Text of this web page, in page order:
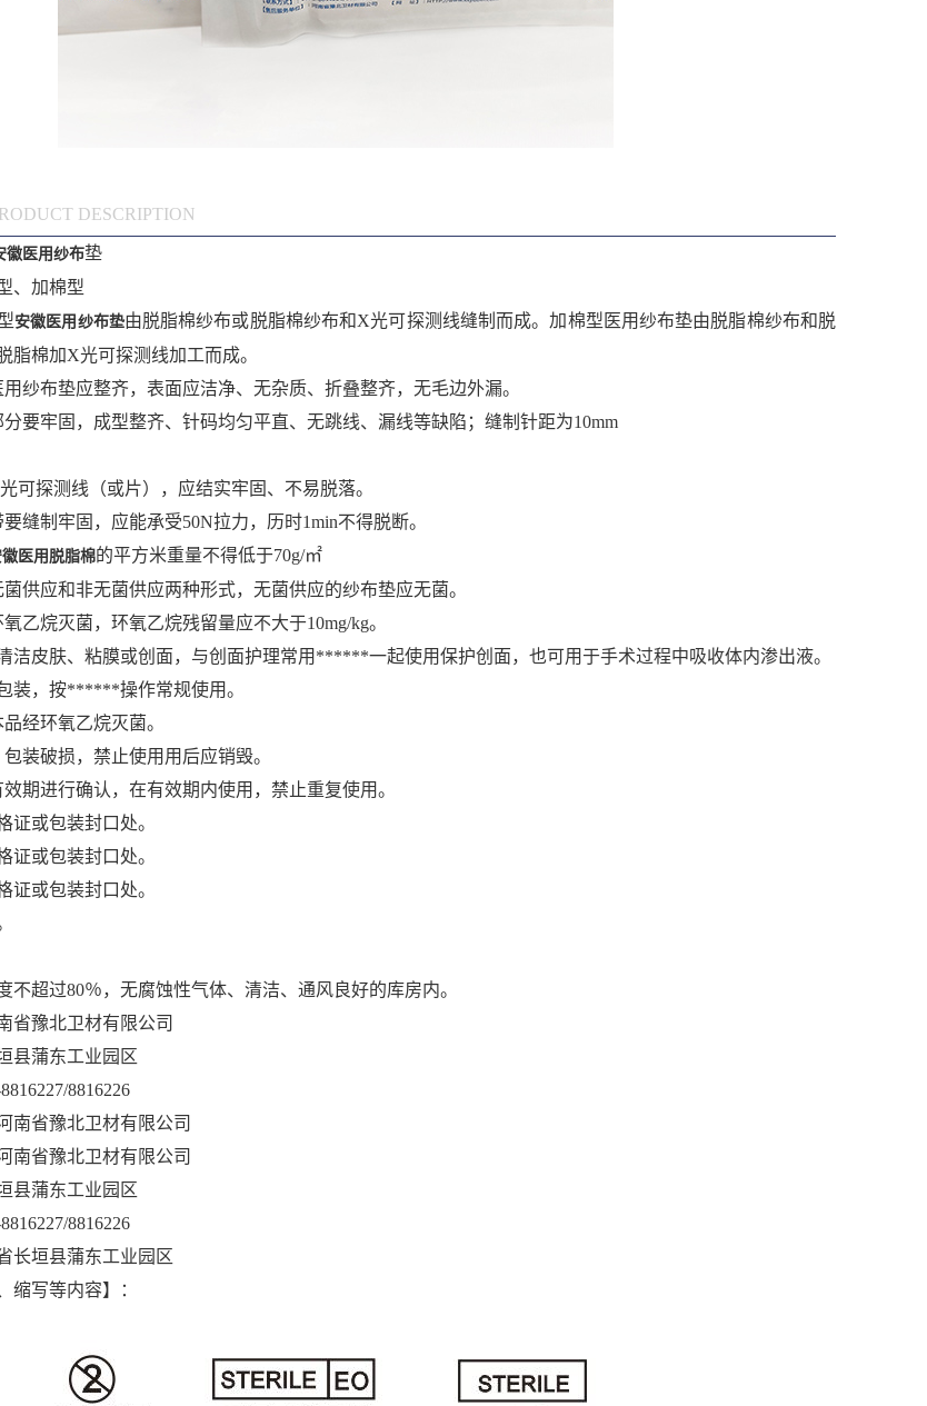
DESCRIPTION
徽医用纱布垫
、加棉型
安徽医用纱布垫由脱脂棉纱布或脱脂棉纱布和X光可探测线缝制而成。加棉型医用纱布垫由脱脂棉纱布和脱
脂棉加X光可探测线加工而成。
用纱布垫应整齐，表面应洁净、无杂质、折叠整齐，无毛边外漏。
要牢固，成型整齐、针码均匀平直、无跳线、漏线等缺陷；缝制针距为10mm
可探测线（或片），应结实牢固、不易脱落。
缝制牢固，应能承受50N拉力，历时1min不得脱断。
徽医用脱脂棉的平方米重量不得低于70g/㎡
供应和非无菌供应两种形式，无菌供应的纱布垫应无菌。
乙烷灭菌，环氧乙烷残留量应不大于10mg/kg。
洁皮肤、粘膜或创面，与创面护理常用******一起使用保护创面，也可用于手术过程中吸收体内渗出液。
装，按******操作常规使用。
经环氧乙烷灭菌。
装破损，禁止使用用后应销毁。
期进行确认，在有效期内使用，禁止重复使用。
证或包装封口处。
证或包装封口处。
证或包装封口处。
不超过80％，无腐蚀性气体、清洁、通风良好的库房内。
省豫北卫材有限公司
县蒲东工业园区
8816226
南省豫北卫材有限公司
南省豫北卫材有限公司
县蒲东工业园区
8816226
长垣县蒲东工业园区
缩写等内容】：